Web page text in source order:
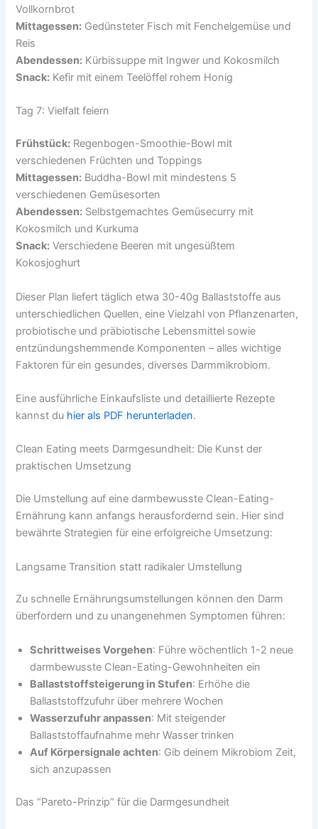
Vollkornbrot
Mittagessen: Gedünsteter Fisch mit Fenchelgemüse und
Reis
Abendessen: Kürbissuppe mit Ingwer und Kokosmilch
Snack: Kefir mit einem Teelöffel rohem Honig
Tag 7: Vielfalt feiern
Frühstück: Regenbogen-Smoothie-Bowl mit
verschiedenen Früchten und Toppings
Mittagessen: Buddha-Bowl mit mindestens 5
verschiedenen Gemüsesorten
Abendessen: Selbstgemachtes Gemüsecurry mit
Kokosmilch und Kurkuma
Snack: Verschiedene Beeren mit ungesüßtem
Kokosjoghurt
Dieser Plan liefert täglich etwa 30-40g Ballaststoffe aus
unterschiedlichen Quellen, eine Vielzahl von Pflanzenarten,
probiotische und präbiotische Lebensmittel sowie
entzündungshemmende Komponenten – alles wichtige
Faktoren für ein gesundes, diverses Darmmikrobiom.
Eine ausführliche Einkaufsliste und detaillierte Rezepte
kannst du hier als PDF herunterladen.
Clean Eating meets Darmgesundheit: Die Kunst der
praktischen Umsetzung
Die Umstellung auf eine darmbewusste Clean-Eating-
Ernährung kann anfangs herausfordernd sein. Hier sind
bewährte Strategien für eine erfolgreiche Umsetzung:
Langsame Transition statt radikaler Umstellung
Zu schnelle Ernährungsumstellungen können den Darm
überfordern und zu unangenehmen Symptomen führen:
Schrittweises Vorgehen: Führe wöchentlich 1-2 neue
darmbewusste Clean-Eating-Gewohnheiten ein
Ballaststoffsteigerung in Stufen: Erhöhe die
Ballaststoffzufuhr über mehrere Wochen
Wasserzufuhr anpassen: Mit steigender
Ballaststoffaufnahme mehr Wasser trinken
Auf Körpersignale achten: Gib deinem Mikrobiom Zeit,
sich anzupassen
Das “Pareto-Prinzip” für die Darmgesundheit